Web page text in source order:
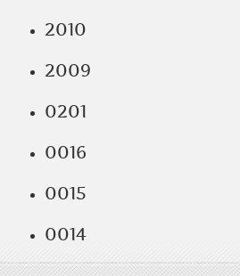
2010
2009
0201
0016
0015
0014